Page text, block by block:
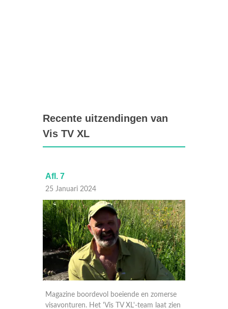
Recente uitzendingen van
Vis TV XL
Afl. 7
25 Januari 2024
Magazine boordevol boeiende en zomerse
visavonturen. Het 'Vis TV XL'-team laat zien